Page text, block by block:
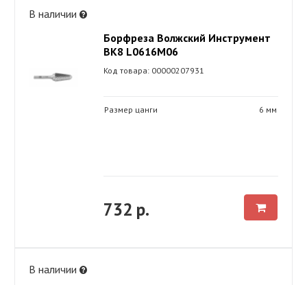
В наличии
Борфреза Волжский Инструмент
ВК8 L0616М06
Код товара: 00000207931
Размер цанги 6 мм
732 р.
В наличии